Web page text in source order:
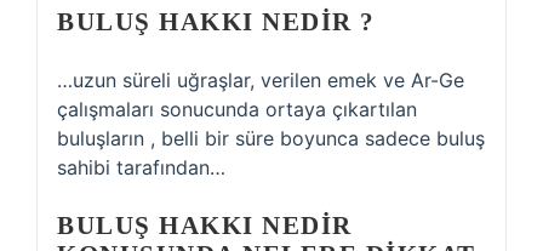
BULUŞ HAKKI NEDIR ?
…uzun süreli uğraşlar, verilen emek ve Ar-Ge
çalışmaları sonucunda ortaya çıkartılan
buluşların , belli bir süre boyunca sadece buluş
sahibi tarafından…
BULUŞ HAKKI NEDIR